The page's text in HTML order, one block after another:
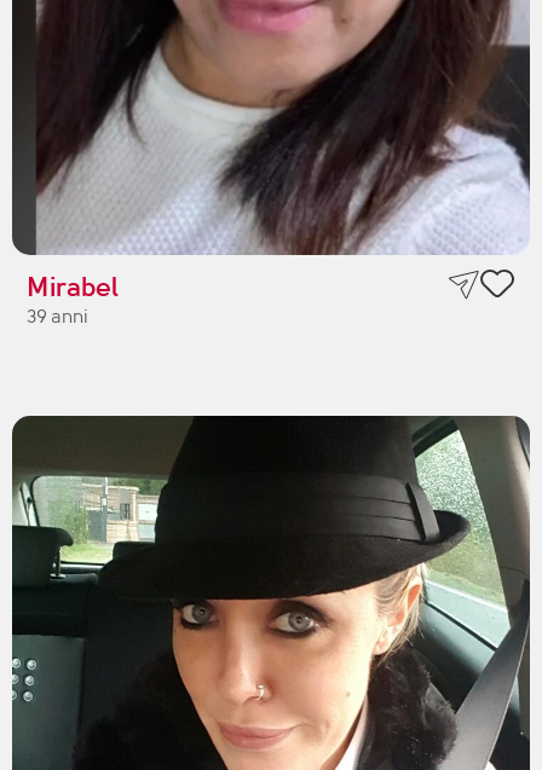
Mirabel
39 anni